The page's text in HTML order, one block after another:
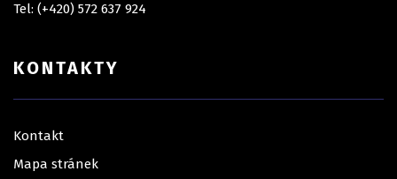
Tel: (+420) 572 637 924
KONTAKTY
Kontakt
Mapa stránek